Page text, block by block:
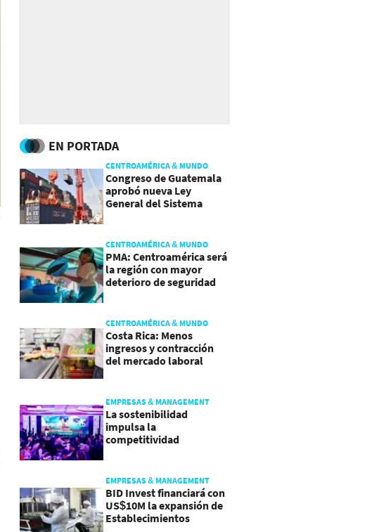
EN PORTADA
CENTROAMÉRICA & MUNDO
Congreso de Guatemala
aprobó nueva Ley
General del Sistema
CENTROAMÉRICA & MUNDO
PMA: Centroamérica será
la región con mayor
deterioro de seguridad
CENTROAMÉRICA & MUNDO
Costa Rica: Menos
ingresos y contracción
del mercado laboral
EMPRESAS & MANAGEMENT
La sostenibilidad
impulsa la
competitividad
EMPRESAS & MANAGEMENT
BID Invest financiará con
US$10M la expansión de
Establecimientos